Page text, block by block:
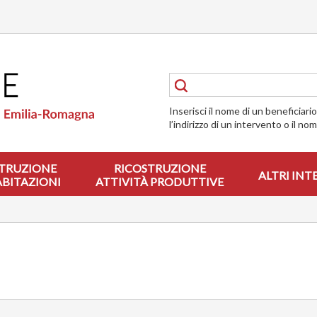
Inserisci il nome di un
l’indirizzo di un intervento o il
RICOSTRUZIONE
ATTIVITÀ PRODUTTIVE
ALTRI